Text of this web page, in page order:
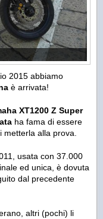
2015 abbiamo
è arrivata!
XT1200 Z Super
ha fama di essere
metterla alla prova.
usata con 37.000
ed unica, è dovuta
dal precedente
altri (pochi) li